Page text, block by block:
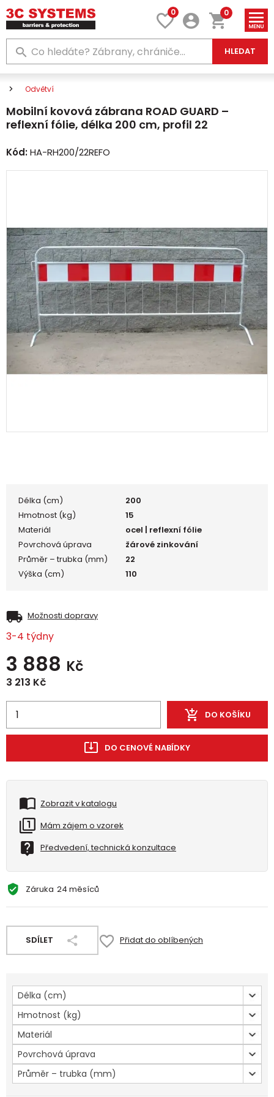
0
HLEDAT
0
Odvětví
Mobilní kovová zábrana ROAD GUARD –
reflexní fólie, délka 200 cm, profil 22
Kód:HA-RH200/22REFO
Délka (cm)
200
Hmotnost (kg)
15
Materiál
ocel | reflexní fólie
Povrchová úprava
žárové zinkování
Průměr – trubka (mm)
22
Výška (cm)
110
Možnosti dopravy
3-4 týdny
3 888 Kč
3 213 Kč
DO KOŠÍKU
DO CENOVÉ NABÍDKY
Zobrazit v katalogu
Mám zájem o vzorek
Předvedení, technická konzultace
Záruka 24 měsíců
SDÍLET Přidat do oblíbených
Délka (cm)
Hmotnost (kg)
Materiál
Povrchová úprava
Průměr – trubka (mm)